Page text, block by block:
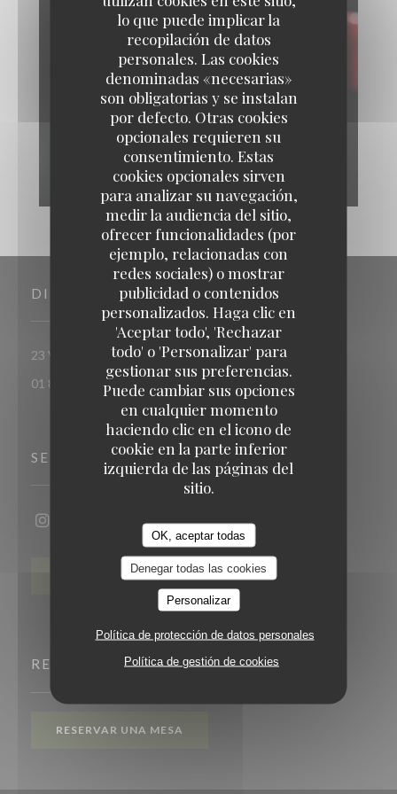
lo que puede implicar la
recopilación de datos
personales. Las cookies
denominadas «necesarias»
son obligatorias y se instalan
por defecto. Otras cookies
opcionales requieren su
consentimiento. Estas
cookies opcionales sirven
para analizar su navegación,
medir la audiencia del sitio,
ofrecer funcionalidades (por
ejemplo, relacionadas con
redes sociales) o mostrar
publicidad o contenidos
personalizados. Haga clic en
'Aceptar todo', 'Rechazar
todo' o 'Personalizar' para
gestionar sus preferencias.
Puede cambiar sus opciones
en cualquier momento
haciendo clic en el icono de
cookie en la parte inferior
izquierda de las páginas del
sitio.
OK, aceptar todas
Denegar todas las cookies
Personalizar
Política de protección de datos personales
Política de gestión de cookies
DIRECCIÓN
23 Villa Riberolle 75020 Paris((abre en una nueva ventana))
01 88 40 89 93
SEGUIRNOS
Instagram ((abre en una nueva ventana))
BOLETÍN
RESERVA
RESERVAR UNA MESA